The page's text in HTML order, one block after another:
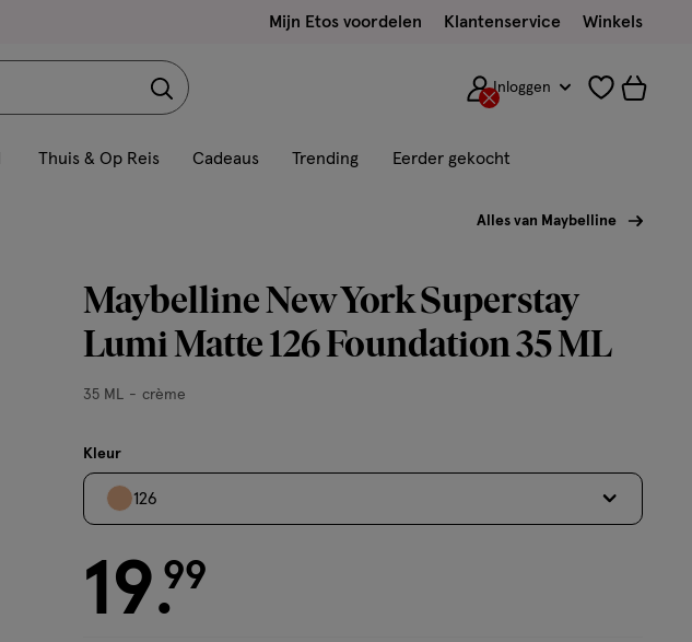
Mijn Etos voordelen Klantenservice Winkels
Inloggen
Thuis & Op Reis Cadeaus Trending Eerder gekocht
Alles van Maybelline
Maybelline New York Superstay
Lumi Matte 126 Foundation 35 ML
35
crème
35 ML crème
Kleur
126
€ 19.99
19.99